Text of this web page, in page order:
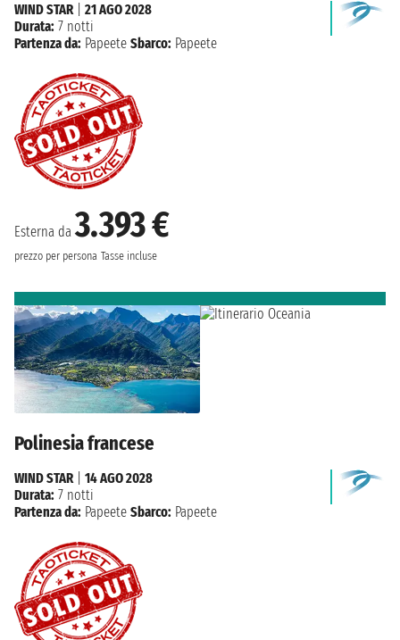
Esterna da3.393 €
prezzo per persona Tasse incluse
WIND STAR| 21 AGO 2028
Durata: 7 notti
Partenza da: Papeete Sbarco: Papeete
Polinesia francese
WIND STAR| 14 AGO 2028
Durata: 7 notti
Partenza da: Papeete Sbarco: Papeete